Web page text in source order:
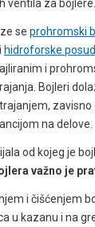
ventila za bojlere.
se prohromski
hidroforske
i
Bojleri
zavisno
na delove.
od kojeg je
važno je
i čišćenjem
u kazanu i na